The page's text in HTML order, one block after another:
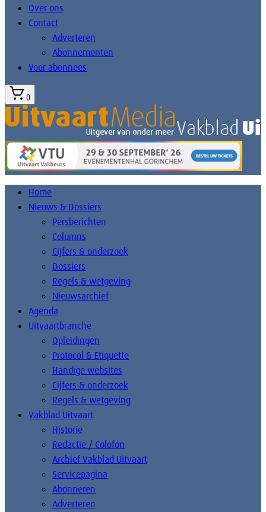
Over ons
Contact
Adverteren
Abonnementen
Voor abonnees
0
Home
Nieuws & Dossiers
Persberichten
Columns
Cijfers & onderzoek
Dossiers
Regels & wetgeving
Nieuwsarchief
Agenda
Uitvaartbranche
Opleidingen
Protocol & Etiquette
Handige websites
Cijfers & onderzoek
Regels & wetgeving
Vakblad Uitvaart
Historie
Redactie / Colofon
Archief Vakblad Uitvaart
Servicepagina
Abonneren
Adverteren